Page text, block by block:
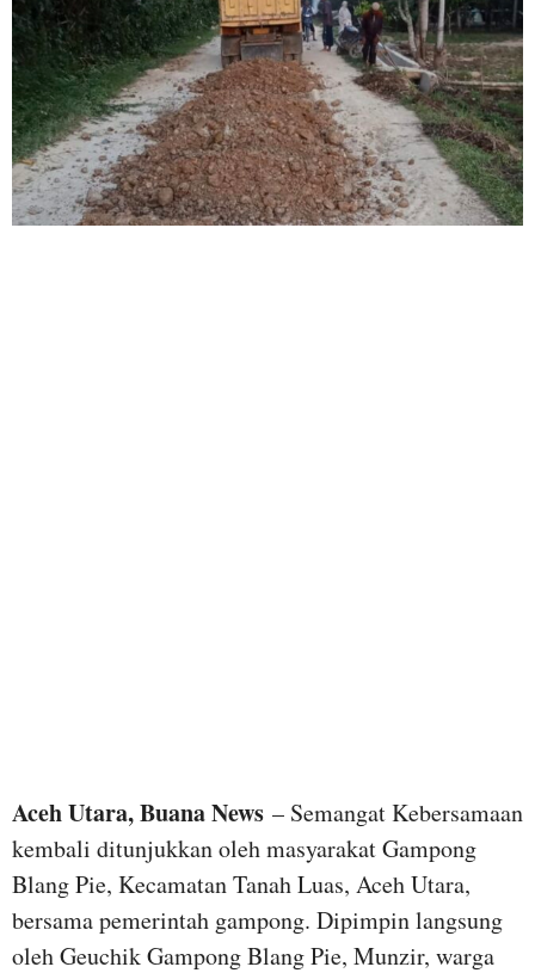
Aceh Utara, Buana News – Semangat Kebersamaan
kembali ditunjukkan oleh masyarakat Gampong
Blang Pie, Kecamatan Tanah Luas, Aceh Utara,
bersama pemerintah gampong. Dipimpin langsung
oleh Geuchik Gampong Blang Pie, Munzir, warga